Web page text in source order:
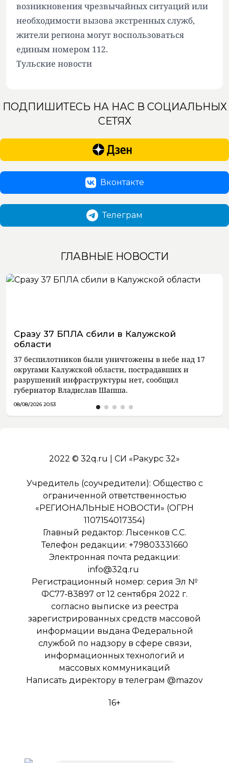
возникновения чрезвычайных ситуаций или
необходимости вызова экстренных служб,
жители региона могут воспользоваться
единым номером 112.
Тульские новости
ПОДПИШИТЕСЬ НА НАС В СОЦИАЛЬНЫХ
СЕТЯХ
Вконтакте
Телеграм
ГЛАВНЫЕ НОВОСТИ
Сразу 37 БПЛА сбили в Калужской
области
37 беспилотников были уничтожены в небе над 17
округами Калужской области, пострадавших и
разрушений инфраструктуры нет, сообщил
губернатор Владислав Шапша.
08/08/2026 20:53
2022 © 32q.ru | СИ «Ракурс 32»
Учредитель (соучредители): Общество с
ограниченной ответственностью
«РЕГИОНАЛЬНЫЕ НОВОСТИ» (ОГРН
1107154017354)
Главный редактор: Лысенков С.С.
Телефон редакции: +79803331660
Электронная почта редакции:
info@32q.ru
Регистрационный номер: серия Эл №
ФС77-83897 от 12 сентября 2022 г.
согласно выписке из реестра
зарегистрированных средств массовой
информации выдана Федеральной
службой по надзору в сфере связи,
информационных технологий и
массовых коммуникаций
Написать директору в телеграм @mazov
16+